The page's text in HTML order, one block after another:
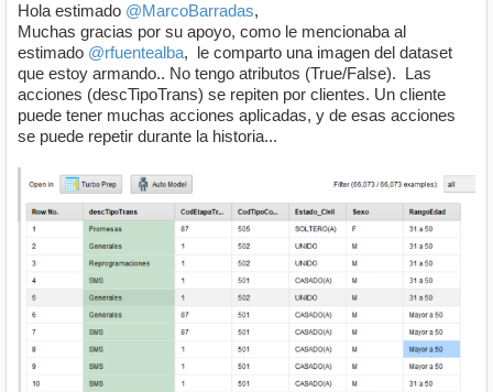
Hola estimado @MarcoBarradas,
Muchas gracias por su apoyo, como le mencionaba al
estimado @rfuentealba, le comparto una imagen del dataset
que estoy armando.. No tengo atributos (True/False). Las
acciones (descTipoTrans) se repiten por clientes. Un cliente
puede tener muchas acciones aplicadas, y de esas acciones
se puede repetir durante la historia...